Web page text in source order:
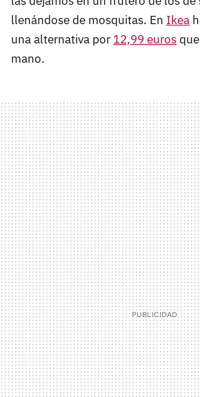
llenándose de mosquitas. En Ikea
una alternativa por 12,99 euros
mano.